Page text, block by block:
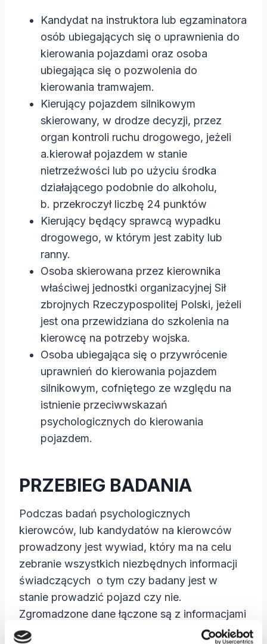
Kandydat na instruktora lub egzaminatora
osób ubiegających się o uprawnienia do
kierowania pojazdami oraz osoba
ubiegająca się o pozwolenia do
kierowania tramwajem.
Kierujący pojazdem silnikowym
skierowany, w drodze decyzji, przez
organ kontroli ruchu drogowego, jeżeli
a.kierował pojazdem w stanie
nietrzeźwości lub po użyciu środka
działającego podobnie do alkoholu,
b. przekroczył liczbę 24 punktów
Kierujący będący sprawcą wypadku
drogowego, w którym jest zabity lub
ranny.
Osoba skierowana przez kierownika
właściwej jednostki organizacyjnej Sił
zbrojnych Rzeczypospolitej Polski, jeżeli
jest ona przewidziana do szkolenia na
kierowcę na potrzeby wojska.
Osoba ubiegająca się o przywrócenie
uprawnień do kierowania pojazdem
silnikowym, cofniętego ze względu na
istnienie przeciwwskazań
psychologicznych do kierowania
pojazdem.
PRZEBIEG BADANIA
Podczas badań psychologicznych
kierowców, lub kandydatów na kierowców
prowadzony jest wywiad, który ma na celu
zebranie wszystkich niezbędnych informacji
świadczących o tym czy badany jest w
stanie prowadzić pojazd czy nie.
Zgromadzone dane łączone są z informacjami
o stopniu sprawności psychomotorycznej